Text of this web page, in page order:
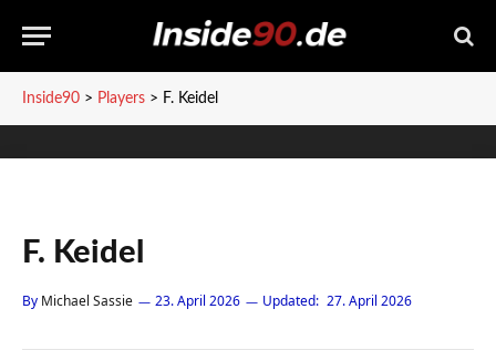
Inside90 > Players > F. Keidel
F. Keidel
By Michael Sassie 23. April 2026 Updated: 27. April 2026